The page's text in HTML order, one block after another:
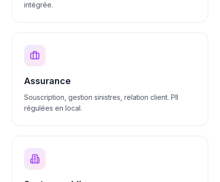
intégrée.
Assurance
Souscription, gestion sinistres, relation client. PII
régulées en local.